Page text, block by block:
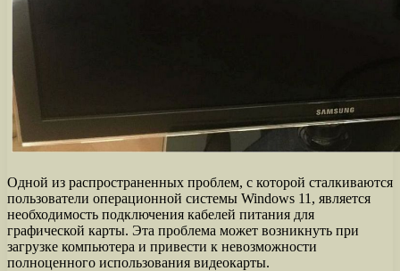
Одной из распространенных проблем, с которой сталкиваются
пользователи операционной системы Windows 11, является
необходимость подключения кабелей питания для
графической карты. Эта проблема может возникнуть при
загрузке компьютера и привести к невозможности
полноценного использования видеокарты.